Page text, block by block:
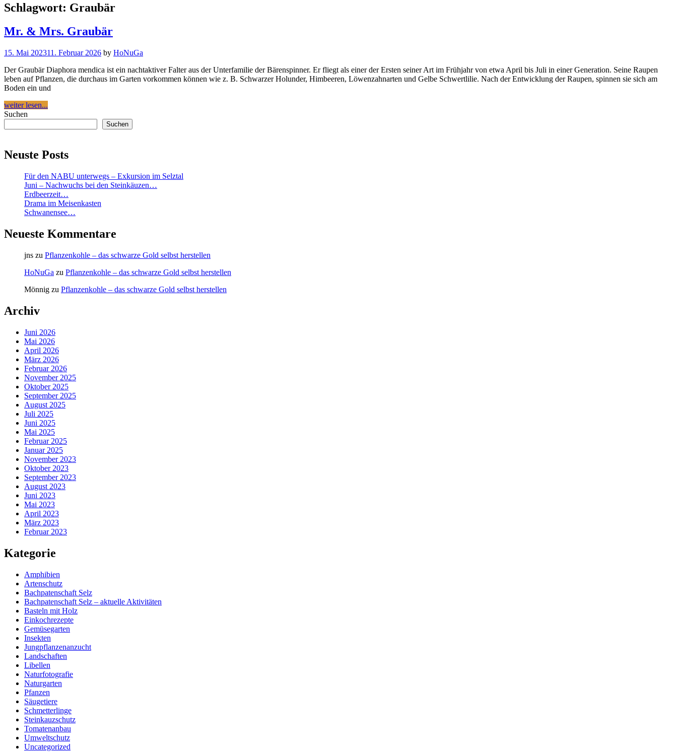
Schlagwort: Graubär
Insekten Naturfotografie
Mr. & Mrs. Graubär
15. Mai 202311. Februar 2026 by HoNuGa
Der Graubär Diaphora mendica ist ein nachtaktiver Falter aus der Unterfamilie der Bärenspinner. Er fliegt als einer der Ersten seiner Art im Frühjahr von etwa April bis Juli in einer Generation. Seine Raupen
leben auf Pflanzen, die durchaus im Garten vorkommen können wie z. B. Schwarzer Holunder, Himbeeren, Löwenzahnarten und Gelbe Schwertlilie. Nach der Entwicklung der Raupen, spinnen sie sich am
Boden ein und
weiter lesen...
Suchen
Suchen
Neuste Posts
Für den NABU unterwegs – Exkursion im Selztal
Juni – Nachwuchs bei den Steinkäuzen…
Erdbeerzeit…
Drama im Meisenkasten
Schwanensee…
Neueste Kommentare
jns zu Pflanzenkohle – das schwarze Gold selbst herstellen
HoNuGa zu Pflanzenkohle – das schwarze Gold selbst herstellen
Mönnig zu Pflanzenkohle – das schwarze Gold selbst herstellen
Archiv
Juni 2026
Mai 2026
April 2026
März 2026
Februar 2026
November 2025
Oktober 2025
September 2025
August 2025
Juli 2025
Juni 2025
Mai 2025
Februar 2025
Januar 2025
November 2023
Oktober 2023
September 2023
August 2023
Juni 2023
Mai 2023
April 2023
März 2023
Februar 2023
Kategorie
Amphibien
Artenschutz
Bachpatenschaft Selz
Bachpatenschaft Selz – aktuelle Aktivitäten
Basteln mit Holz
Einkochrezepte
Gemüsegarten
Insekten
Jungpflanzenanzucht
Landschaften
Libellen
Naturfotografie
Naturgarten
Pfanzen
Säugetiere
Schmetterlinge
Steinkauzschutz
Tomatenanbau
Umweltschutz
Uncategorized